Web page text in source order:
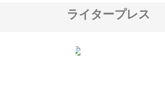
ライタープレス